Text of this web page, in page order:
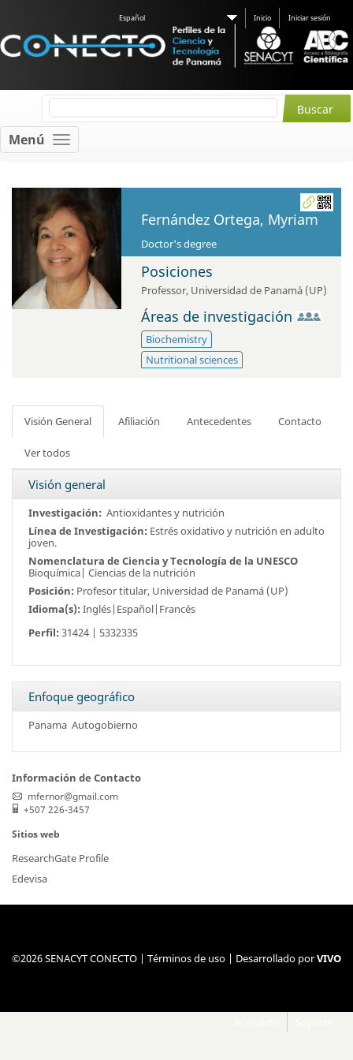
Español Inicio Iniciar sesión
Menú
Fernández Ortega, Myriam
Doctor's degree
Posiciones
Professor, Universidad de Panamá (UP)
Áreas de investigación
Biochemistry
Nutritional sciences
Visión General Afiliación Antecedentes Contacto
Ver todos
Visión general
Investigación: Antioxidantes y nutrición
Línea de Investigación: Estrés oxidativo y nutrición en adulto
joven.
Nomenclatura de Ciencia y Tecnología de la UNESCO
Bioquímica| Ciencias de la nutrición
Posición: Profesor titular, Universidad de Panamá (UP)
Idioma(s): Inglés|Español|Francés
Perfil: 31424 | 5332335
Enfoque geográfico
Panama Autogobierno
Información de Contacto
mfernor@gmail.com
+507 226-3457
Sitios web
ResearchGate Profile
Edevisa
©2026 SENACYT CONECTO | Términos de uso | Desarrollado porVIVO